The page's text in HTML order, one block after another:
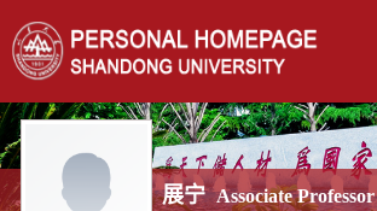
展宁 Associate Professor